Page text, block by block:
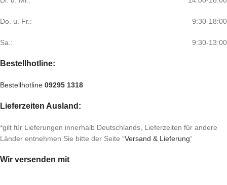
Do. u. Fr.: 9:30-18:00
Sa.: 9:30-13:00
Bestellhotline:
Bestellhotline 09295 1318
Lieferzeiten Ausland:
*gilt für Lieferungen innerhalb Deutschlands, Lieferzeiten für andere
Länder entnehmen Sie bitte der Seite “Versand & Lieferung“
Wir versenden mit